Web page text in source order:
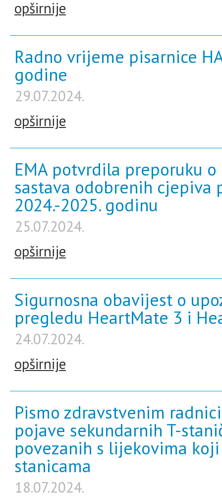
opširnije
Radno vrijeme pisarnice
godine
29.07.2024.
opširnije
EMA potvrdila preporuku
sastava odobrenih cjepiva
2024.-2025. godinu
25.07.2024.
opširnije
Sigurnosna obavijest o
pregledu HeartMate 3 i
24.07.2024.
opširnije
Pismo zdravstvenim
pojave sekundarnih T-
povezanih s lijekovima
stanicama
18.07.2024.